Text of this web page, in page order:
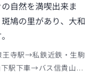
自然を満喫出来ま
鳩の里があり、大和
王寺駅→私鉄近鉄・生駒
駅下車→バス信貴山行